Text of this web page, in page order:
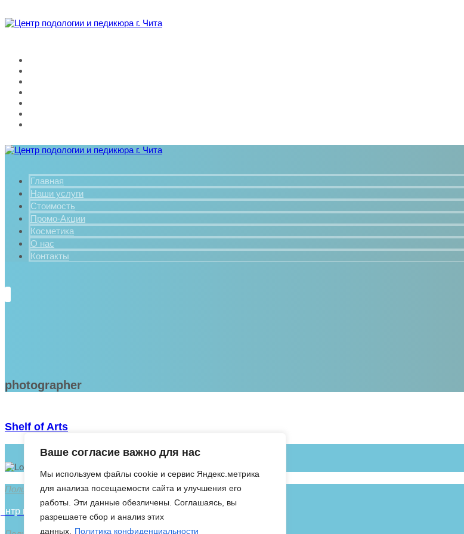
Ваше согласие важно для нас
Мы используем файлы cookie и сервис Яндекс.метрика
для анализа посещаемости сайта и улучшения его
работы. Эти данные обезличены. Соглашаясь, вы
разрешаете сбор и анализ этих
данных.
Политика конфиденциальности
Главная
Наши услуги
Стоимость
Промо-Акции
Косметика
О нас
Контакты
photographer
Shelf of Arts
Политика конфиденциальности
подологии - Смоленская ул., 47, Чита